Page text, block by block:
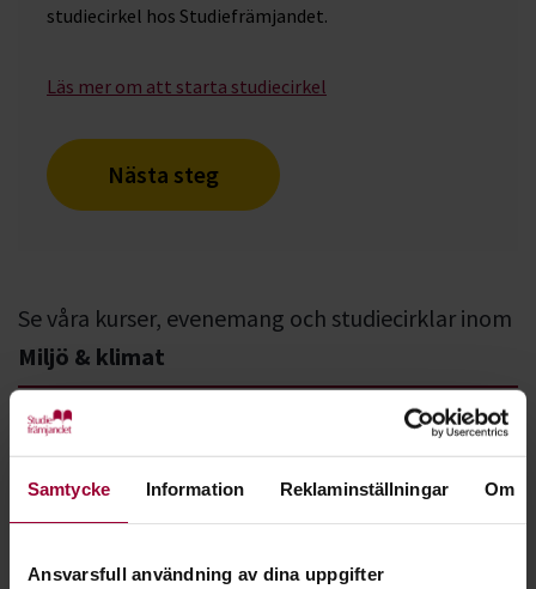
Samtycke Information Reklaminställningar Om
Ansvarsfull användning av dina uppgifter
studiecirkel hos Studiefrämjandet.
Läs mer om att starta studiecirkel
Nästa steg
Se våra kurser, evenemang och studiecirklar inom
Miljö & klimat
Utflykt:
Fjärilsskådning
Borlänge